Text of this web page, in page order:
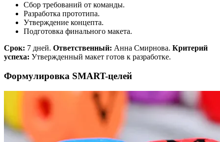
Сбор требований от команды.
Разработка прототипа.
Утверждение концепта.
Подготовка финального макета.
Срок: 7 дней. Ответственный: Анна Смирнова. Критерий
успеха: Утвержденный макет готов к разработке.
Формулировка SMART-целей